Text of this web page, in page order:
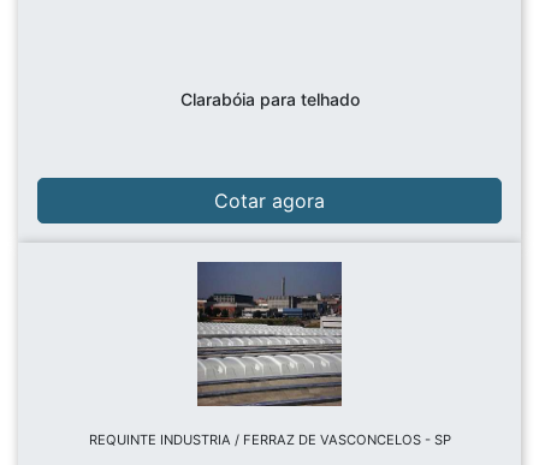
Clarabóia para telhado
Cotar agora
REQUINTE INDUSTRIA / FERRAZ DE VASCONCELOS - SP